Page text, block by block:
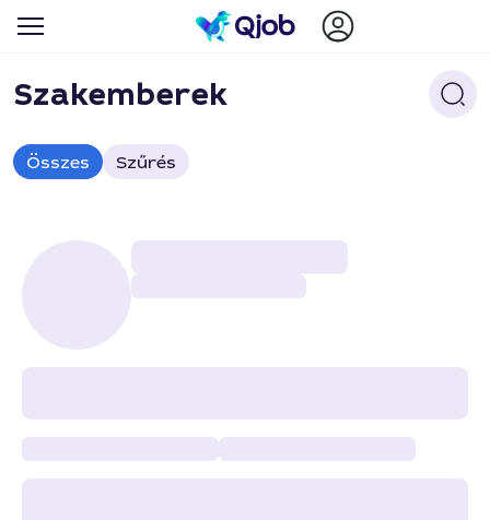
Szakemberek
Összes Szűrés